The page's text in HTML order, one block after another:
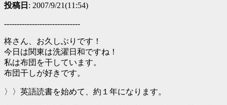
投稿日 : 2007/9/21(11:54)
------------------------------
柊さん、お久しぶりです！
今日は関東は洗濯日和ですね！
私は布団を干しています。
布団干しが好きです。
〉〉英語読書を始めて、約１年になります。